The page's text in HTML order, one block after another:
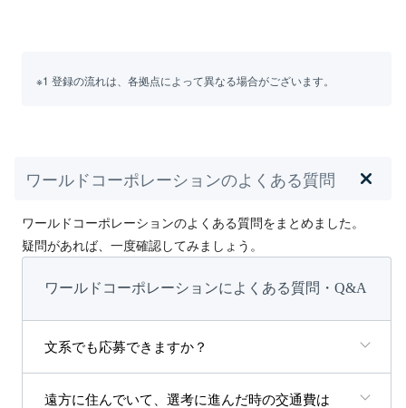
※1 登録の流れは、各拠点によって異なる場合がございます。
ワールドコーポレーションのよくある質問
ワールドコーポレーションのよくある質問をまとめました。
疑問があれば、一度確認してみましょう。
ワールドコーポレーションによくある質問・Q&A
文系でも応募できますか？
遠方に住んでいて、選考に進んだ時の交通費は